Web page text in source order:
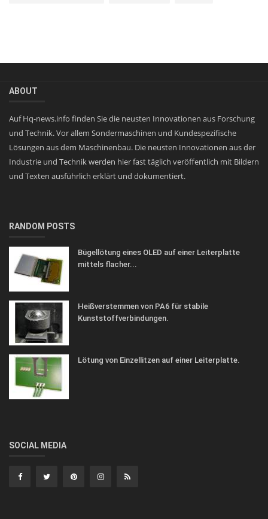
ABOUT
Auf Hq-news.info finden Sie die neusten Innovationen aus Forschung
und Technik. Vor allem Sondermaschinen und Kundespezifische
Lösungen aus dem Maschinenbau. Die neusten Innovationen aus der
Industrie und Technik werden hier fast täglich veröffentlich mit Bildern
und Texten ausführlich erklärt und dokumentiert.
RANDOM POSTS
Bügellötung eines OLED auf einer Leiterplatte
mittels flacher...
Heißverstemmen von PA6 für stabile
Kunststoffverbindungen.
Lötung von Einzellitzen auf einer Leiterplatte.
SOCIAL MEDIA